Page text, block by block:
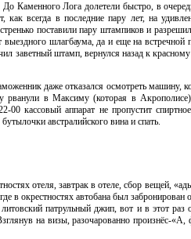
Каменного Лога долетели быстро, в
всегда в последние пару лет, на
поставили пару штампиков и
шлагбаума, да и еще на
заветный штамп, вернулся назад к
даже отказался осмотреть
рванули в Максиму (которая в
00 кассовый аппарат не пропустит
австралийского вина и спать.
отеля, завтрак в отеле, сбор вещей,
в окрестностях автобана был
патрульный джип, вот и в этот
на визы, разочарованно произнёс-